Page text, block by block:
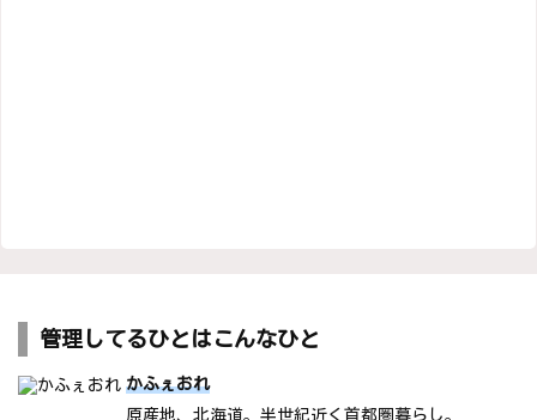
管理してるひとはこんなひと
かふぇおれ
原産地、北海道。半世紀近く首都圏暮らし。